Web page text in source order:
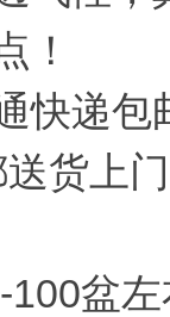
！
快递包
货上
100盆